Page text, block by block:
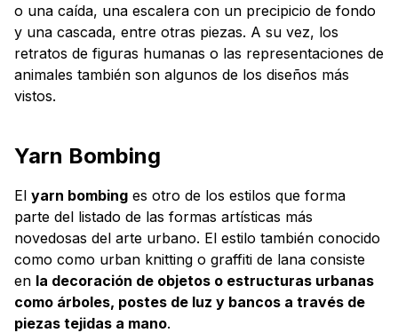
o una caída, una escalera con un precipicio de fondo
y una cascada, entre otras piezas. A su vez, los
retratos de figuras humanas o las representaciones de
animales también son algunos de los diseños más
vistos.
Yarn Bombing
El yarn bombing es otro de los estilos que forma
parte del listado de las formas artísticas más
novedosas del arte urbano. El estilo también conocido
como como urban knitting o graffiti de lana consiste
en la decoración de objetos o estructuras urbanas
como árboles, postes de luz y bancos a través de
piezas tejidas a mano.